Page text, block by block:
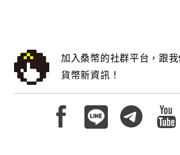
加入桑幣的社群平台，跟
貨幣新資訊！